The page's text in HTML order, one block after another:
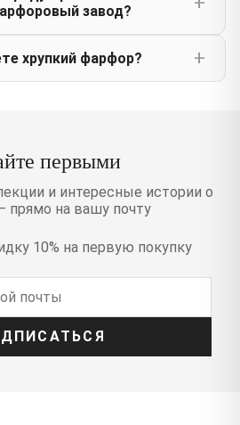
завод?
хрупкий фарфор?
первыми
и интересные истории о
прямо на вашу почту
10% на первую покупку